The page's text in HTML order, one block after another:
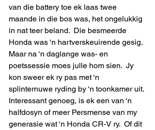
van die battery toe ek laas twee
maande in die bos was, het ongelukkig
in nat teer beland.  Die besmeerde
Honda was ‘n hartverskeuirende gesig.
Maar na ‘n daglange was- en
poetssessie moes julle hom sien.  Jy
kon sweer ek ry pas met ‘n
splinternuwe ryding by ‘n toonkamer uit.
Interessant genoeg, is ek een van ‘n
halfdosyn of meer Persmense van my
generasie wat ‘n Honda CR-V ry.  Of dit